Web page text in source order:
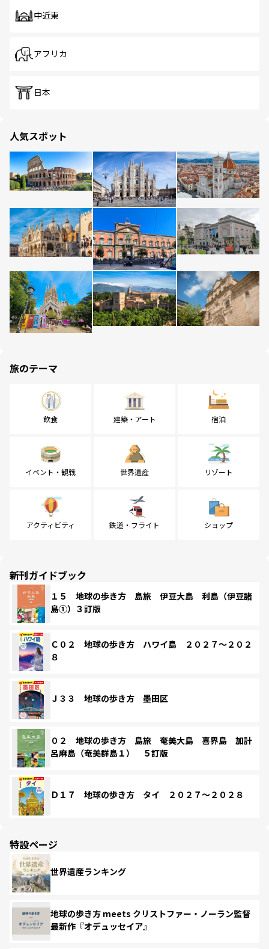
中近東
アフリカ
日本
人気スポット
旅のテーマ
飲食 建築・アート 宿泊
イベント・観戦 世界遺産 リゾート
アクティビティ 鉄道・フライト ショップ
新刊ガイドブック
１５ 地球の歩き方 島旅 伊豆大島 利島（伊豆諸
島①）３訂版
Ｃ０２ 地球の歩き方 ハワイ島 ２０２７～２０２
８
Ｊ３３ 地球の歩き方 墨田区
０２ 地球の歩き方 島旅 奄美大島 喜界島 加計
呂麻島（奄美群島１） ５訂版
Ｄ１７ 地球の歩き方 タイ ２０２７～２０２８
特設ページ
世界遺産ランキング
地球の歩き方 meets クリストファー・ノーラン監督
最新作『オデュッセイア』